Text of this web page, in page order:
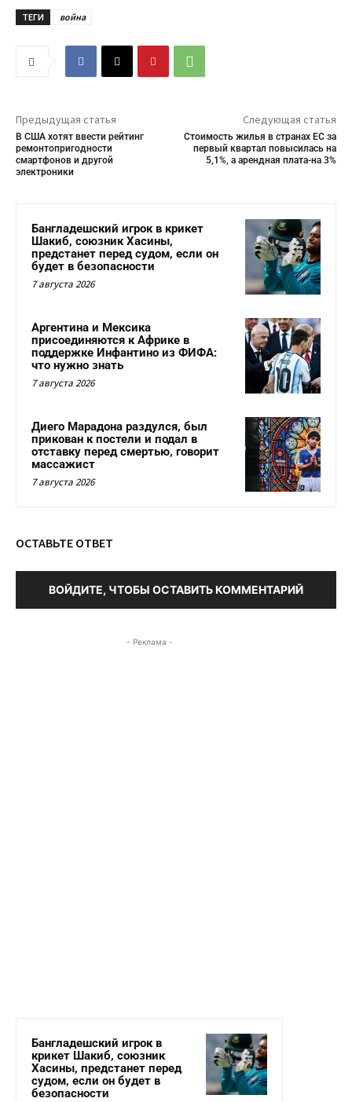
ТЕГИ война
Предыдущая статья
В США хотят ввести рейтинг
ремонтопригодности
смартфонов и другой
электроники
Следующая статья
Стоимость жилья в странах ЕС за
первый квартал повысилась на
5,1%, а арендная плата-на 3%
Бангладешский игрок в крикет
Шакиб, союзник Хасины,
предстанет перед судом, если он
будет в безопасности
7 августа 2026
Аргентина и Мексика
присоединяются к Африке в
поддержке Инфантино из ФИФА:
что нужно знать
7 августа 2026
Диего Марадона раздулся, был
прикован к постели и подал в
отставку перед смертью, говорит
массажист
7 августа 2026
ОСТАВЬТЕ ОТВЕТ
ВОЙДИТЕ, ЧТОБЫ ОСТАВИТЬ КОММЕНТАРИЙ
- Реклама -
Бангладешский игрок в
крикет Шакиб, союзник
Хасины, предстанет перед
судом, если он будет в
безопасности